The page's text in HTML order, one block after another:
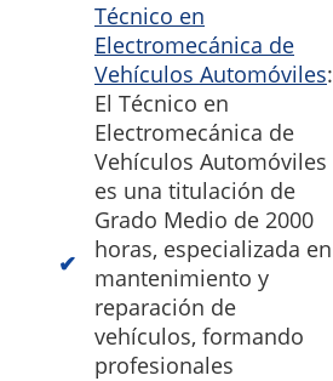
Técnico en
Electromecánica de
Vehículos Automóviles:
El Técnico en
Electromecánica de
Vehículos Automóviles
es una titulación de
Grado Medio de 2000
horas, especializada en
mantenimiento y
reparación de
vehículos, formando
profesionales